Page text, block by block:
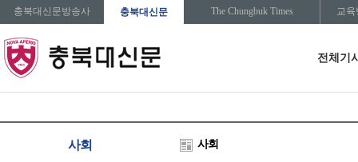
충북대신문방송사 충북대신문 The Chungbuk Times 교
전체기
사회 사회